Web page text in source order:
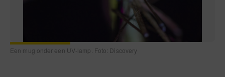
Een mug onder een UV-lamp. Foto: Discovery